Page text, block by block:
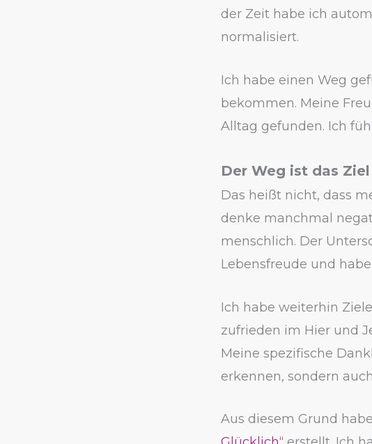
der Zeit habe ich
normalisiert.
Ich habe einen Weg
bekommen. Meine
Alltag gefunden. Ich
Der Weg ist das Ziel
Das heißt nicht, dass
denke manchmal
menschlich. Der
Lebensfreude und
Ich habe weiterhin
zufrieden im Hier und
Meine spezifische
erkennen, sondern
Aus diesem Grund